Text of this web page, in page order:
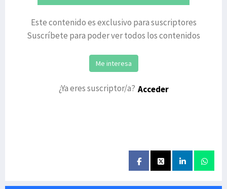
Este contenido es exclusivo para suscriptores
Suscríbete para poder ver todos los contenidos
Me interesa
¿Ya eres suscriptor/a? Acceder